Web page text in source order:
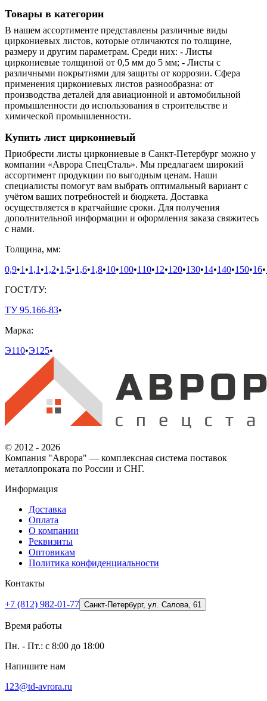
Товары в категории
В нашем ассортименте представлены различные виды
циркониевых листов, которые отличаются по толщине,
размеру и другим параметрам. Среди них: - Листы
циркониевые толщиной от 0,5 мм до 5 мм; - Листы с
различными покрытиями для защиты от коррозии. Сфера
применения циркониевых листов разнообразна: от
производства деталей для авиационной и автомобильной
промышленности до использования в строительстве и
химической промышленности.
Купить лист циркониевый
Приобрести листы циркониевые в Санкт-Петербург можно у
компании «Аврора СпецСталь». Мы предлагаем широкий
ассортимент продукции по выгодным ценам. Наши
специалисты помогут вам выбрать оптимальный вариант с
учётом ваших потребностей и бюджета. Доставка
осуществляется в кратчайшие сроки. Для получения
дополнительной информации и оформления заказа свяжитесь
с нами.
Толщина, мм:
0,9•1•1,1•1,2•1,5•1,6•1,8•10•100•110•12•120•130•14•140•150•16•
ГОСТ/ТУ:
ТУ 95.166-83•
Марка:
Э110•Э125•
© 2012 - 2026
Компания "Аврора" — комплексная система поставок
металлопроката по России и СНГ.
Информация
Доставка
Оплата
О компании
Реквизиты
Оптовикам
Политика конфиденциальности
Контакты
+7 (812) 982-01-77 Санкт-Петербург, ул. Салова, 61
Время работы
Пн. - Пт.: с 8:00 до 18:00
Напишите нам
123@td-avrora.ru